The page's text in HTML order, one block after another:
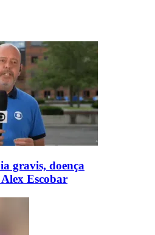
gravis, doença
Escobar